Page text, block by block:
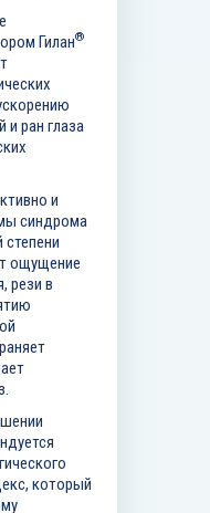
Гилан®
и ран глаза
и
синдрома
степени
ощущение
рези в
который